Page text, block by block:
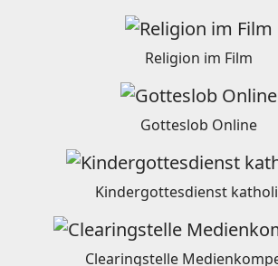
Religion im Film
Gotteslob Online
Kindergottesdienst
Clearingstelle